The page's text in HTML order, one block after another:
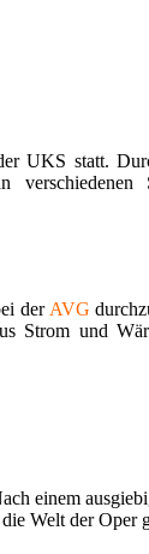
UKS statt.
der AVG
Strom und
einem
Welt der Oper